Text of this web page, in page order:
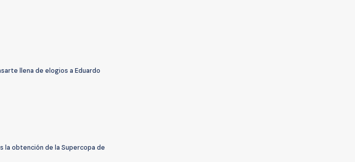
llena de elogios a Eduardo
la obtención de la Supercopa de